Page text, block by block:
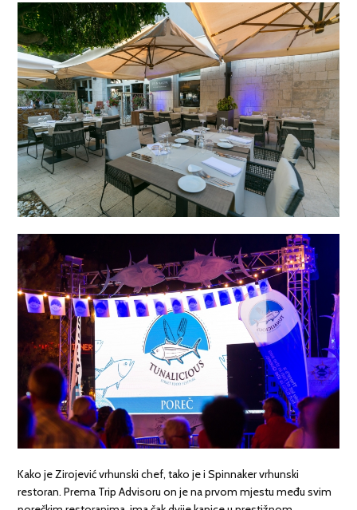
Kako je Zirojević vrhunski chef, tako je i Spinnaker vrhunski
restoran. Prema Trip Advisoru on je na prvom mjestu među svim